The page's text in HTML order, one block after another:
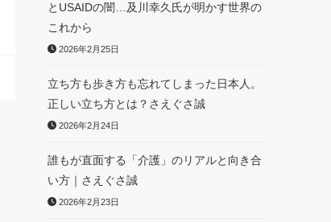
とUSAIDの闇…及川幸久氏が明かす世界の
これから
2026年2月25日
立ち方も歩き方も忘れてしまった日本人。
正しい立ち方とは？さえぐさ誠
2026年2月24日
誰もが直面する「介護」のリアルと向き合
い方｜さえぐさ誠
2026年2月23日